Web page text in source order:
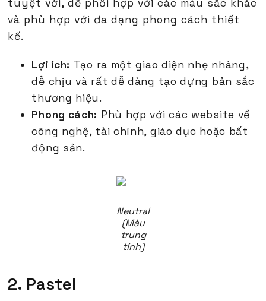
tuyệt vời, dễ phối hợp với các màu sắc khác
và phù hợp với đa dạng phong cách thiết
kế.
Lợi ích: Tạo ra một giao diện nhẹ nhàng,
dễ chịu và rất dễ dàng tạo dựng bản sắc
thương hiệu.
Phong cách: Phù hợp với các website về
công nghệ, tài chính, giáo dục hoặc bất
động sản.
Neutral
(Màu
trung
tính)
2. Pastel